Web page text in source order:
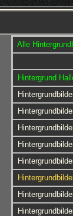
Alle
Hintergrund